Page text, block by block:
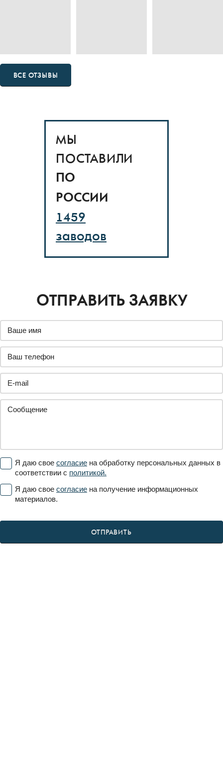
ВСЕ ОТЗЫВЫ
МЫ
ПОСТАВИЛИ
ПО
РОССИИ
1459
заводов
ОТПРАВИТЬ ЗАЯВКУ
Я даю свое согласие на обработку персональных данных в
соответствии с политикой.
Я даю свое согласие на получение информационных
материалов.